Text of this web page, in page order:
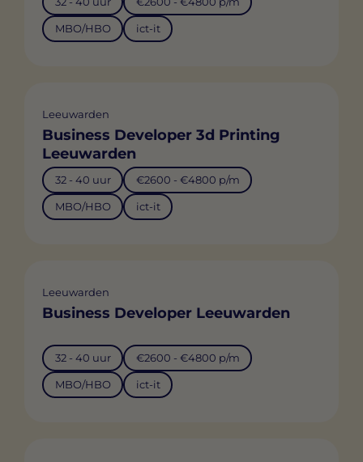
MBO/HBO ict-it
Leeuwarden
Business Developer 3d Printing
Leeuwarden
32 - 40 uur €2600 - €4800 p/m
MBO/HBO ict-it
Leeuwarden
Business Developer Leeuwarden
32 - 40 uur €2600 - €4800 p/m
MBO/HBO ict-it